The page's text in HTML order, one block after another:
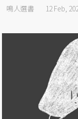
鳴人選書 12 Feb,